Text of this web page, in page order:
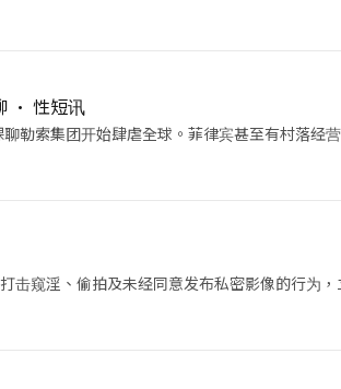
• 性短讯
勒索集团开始肆虐全球。菲律宾甚至有村落经
击窥淫、偷拍及未经同意发布私密影像的行为